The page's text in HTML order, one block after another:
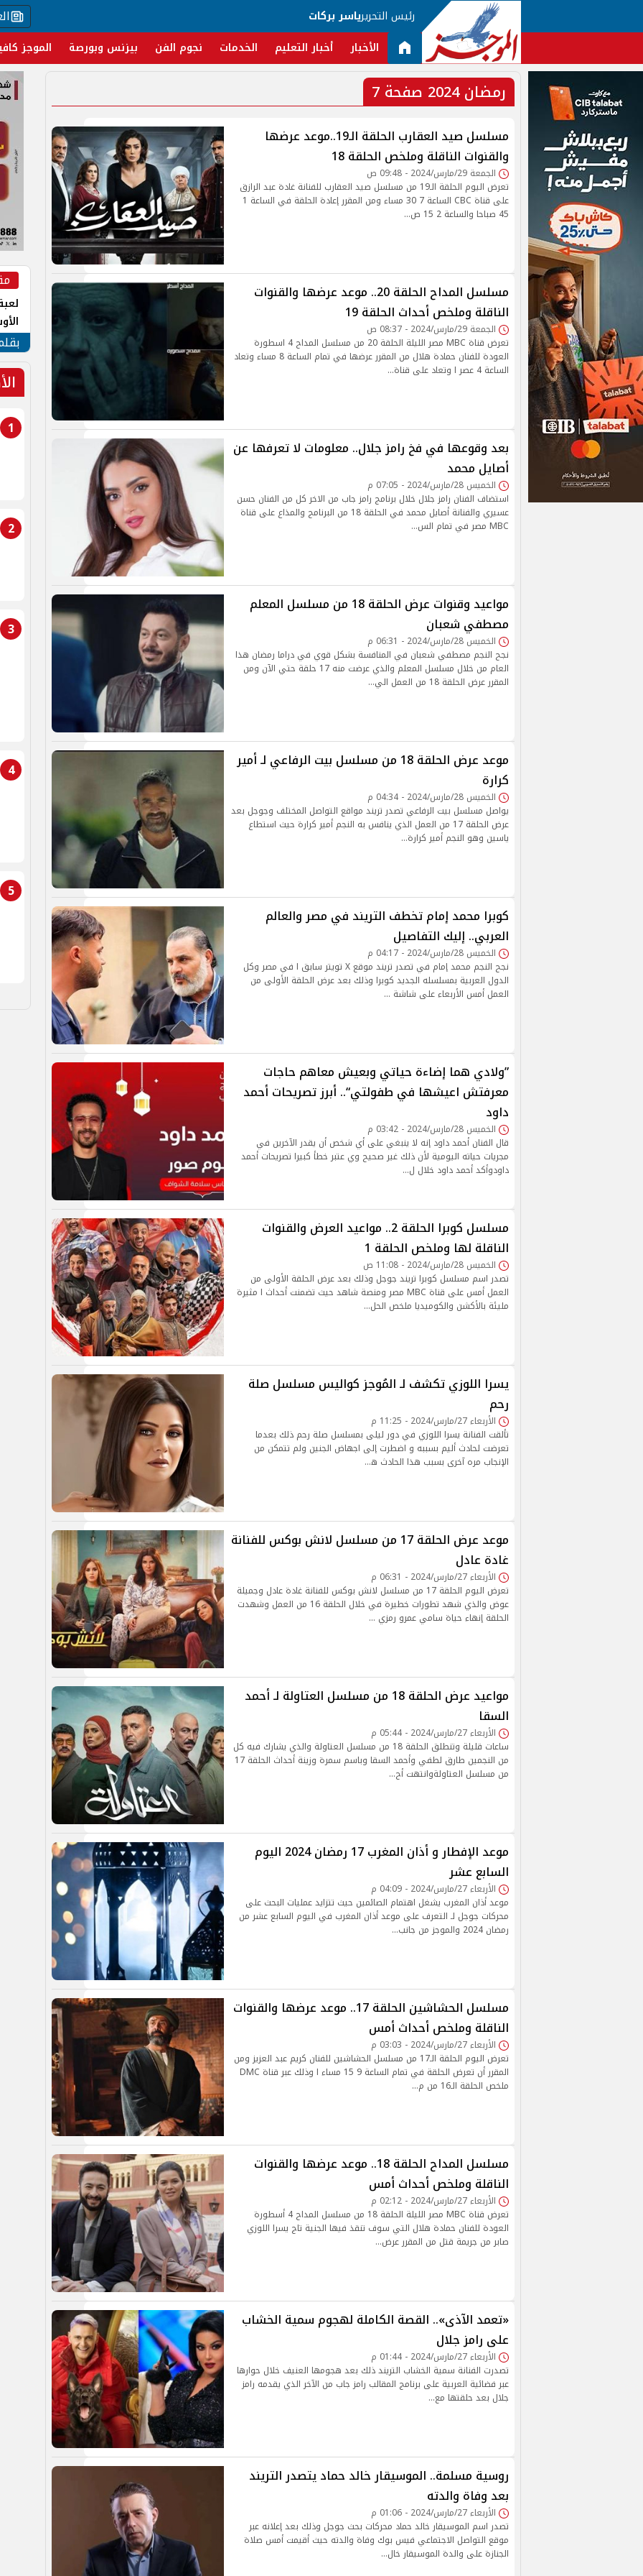
رئيس التحريرياسر بركات
الأخبار أخبار التعليم الخدمات نجوم الفن بيزنس وبورصة الموجز
رمضان 2024 صفحة 7
مسلسل صيد العقارب الحلقة الـ19..موعد عرضها
والقنوات الناقلة وملخص الحلقة 18
الجمعة 29/مارس/2024 - 09:48 ص
تعرض اليوم الحلقة الـ19 من مسلسل صيد العقارب للفنانة غادة عبد الرازق
على قناة CBC الساعة 7 30 مساء ومن المقرر إعادة الحلقة في الساعة 1
45 صباحا والساعة 2 15 ص…
مسلسل المداح الحلقة 20.. موعد عرضها والقنوات
الناقلة وملخص أحداث الحلقة 19
الجمعة 29/مارس/2024 - 08:37 ص
تعرض قناة MBC مصر الليلة الحلقة 20 من مسلسل المداح 4 اسطورة
العودة للفنان حمادة هلال من المقرر عرضها في تمام الساعة 8 مساء وتعاد
الساعة 4 عصر ا وتعاد على قناة…
بعد وقوعها في فخ رامز جلال.. معلومات لا تعرفها عن
أصايل محمد
الخميس 28/مارس/2024 - 07:05 م
استضاف الفنان رامز جلال خلال برنامج رامز جاب من الاخر كل من الفنان حسن
عسيري والفنانة أصايل محمد في الحلقة 18 من البرنامج والمذاع على قناة
MBC مصر في تمام الس…
مواعيد وقنوات عرض الحلقة 18 من مسلسل المعلم
مصطفي شعبان
الخميس 28/مارس/2024 - 06:31 م
نجح النجم مصطفي شعبان في المنافسة بشكل قوي في دراما رمضان هذا
العام من خلال مسلسل المعلم والذي عرضت منه 17 حلقة حتي الآن ومن
المقرر عرض الحلقة 18 من العمل الي…
موعد عرض الحلقة 18 من مسلسل بيت الرفاعي لـ أمير
كرارة
الخميس 28/مارس/2024 - 04:34 م
يواصل مسلسل بيت الرفاعي تصدر تريند مواقع التواصل المختلف وجوجل بعد
عرض الحلقة 17 من العمل الذي ينافس به النجم أمير كرارة حيث استطاع
ياسين وهو النجم أمير كرارة…
كوبرا محمد إمام تخطف التريند في مصر والعالم
العربي.. إليك التفاصيل
الخميس 28/مارس/2024 - 04:17 م
نجح النجم محمد إمام في تصدر تريند موقع X تويتر سابق ا في مصر وكل
الدول العربية بمسلسله الجديد كوبرا وذلك بعد عرض الحلقة الأولى من
العمل أمس الأربعاء على شاشة …
”ولادي هما إضاءة حياتي وبعيش معاهم حاجات
معرفتش اعيشها في طفولتي“.. أبرز تصريحات أحمد
داود
الخميس 28/مارس/2024 - 03:42 م
قال الفنان أحمد داود إنه لا ينبغي على أي شخص أن يقدر الآخرين في
مجريات حياته اليومية لأن ذلك غير صحيح وي عتبر خطأ كبيرا تصريحات أحمد
داودوأكد أحمد داود خلال ل…
مسلسل كوبرا الحلقة 2.. مواعيد العرض والقنوات
الناقلة لها وملخص الحلقة 1
الخميس 28/مارس/2024 - 11:08 ص
تصدر اسم مسلسل كوبرا تريند جوجل وذلك بعد عرض الحلقة الأولى من
العمل أمس على قناة MBC مصر ومنصة شاهد حيث تضمنت أحداث ا مثيرة
مليئة بالأكشن والكوميديا ملخص الحل…
يسرا اللوزي تكشف لـ المُوجز كواليس مسلسل صلة
رحم
الأربعاء 27/مارس/2024 - 11:25 م
تألقت الفنانة يسرا اللوزي في دور ليلى بمسلسل صلة رحم ذلك بعدما
تعرضت لحادث أليم بسببه و اضطرت إلى اجهاض الجنين ولم تتمكن من
الإنجاب مره آخرى بسبب هذا الحادث ه…
موعد عرض الحلقة 17 من مسلسل لانش بوكس للفنانة
غادة عادل
الأربعاء 27/مارس/2024 - 06:31 م
تعرض اليوم الحلقة 17 من مسلسل لانش بوكس للفنانة غادة عادل وجميلة
عوض والذي شهد تطورات خطيرة في خلال الحلقة 16 من العمل وشهدت
الحلقة إنهاء حياة سامي عمرو رمزي …
مواعيد عرض الحلقة 18 من مسلسل العتاولة لـ أحمد
السقا
الأربعاء 27/مارس/2024 - 05:44 م
ساعات قليلة وتنطلق الحلقة 18 من مسلسل العتاولة والذي يشارك فيه كل
من النجمين طارق لطفي وأحمد السقا وباسم سمرة وزينة أحداث الحلقة 17
من مسلسل العتاولةوانتهت أح…
موعد الإفطار و أذان المغرب 17 رمضان 2024 اليوم
السابع عشر
الأربعاء 27/مارس/2024 - 04:09 م
موعد أذان المغرب يشغل اهتمام الصائمين حيث تتزايد عمليات البحث على
محركات جوجل لـ التعرف على موعد أذان المغرب في اليوم السابع عشر من
رمضان 2024 والموجز من جانب…
مسلسل الحشاشين الحلقة 17.. موعد عرضها والقنوات
الناقلة وملخص أحداث أمس
الأربعاء 27/مارس/2024 - 03:03 م
تعرض اليوم الحلقة الـ17 من مسلسل الحشاشين للفنان كريم عبد العزيز ومن
المقرر أن تعرض الحلقة في تمام الساعة 9 15 مساء ا وذلك عبر قناة DMC
ملخص الحلقة الـ16 من م…
مسلسل المداح الحلقة 18.. موعد عرضها والقنوات
الناقلة وملخص أحداث أمس
الأربعاء 27/مارس/2024 - 02:12 م
تعرض قناة MBC مصر الليلة الحلقة 18 من مسلسل المداح 4 أسطورة
العودة للفنان حمادة هلال التي سوف تنقذ فيها الجنية تاج يسرا اللوزي
صابر من جريمة قتل من المقرر عرض…
«تعمد الآذى».. القصة الكاملة لهجوم سمية الخشاب
على رامز جلال
الأربعاء 27/مارس/2024 - 01:44 م
تصدرت الفنانة سمية الخشاب التريند ذلك بعد هجومها العنيف خلال حوارها
عبر فضائية العربية على برنامج المقالب رامز جاب من الآخر الذي يقدمه رامز
جلال بعد حلقتها مع…
روسية مسلمة.. الموسيقار خالد حماد يتصدر التريند
بعد وفاة والدته
الأربعاء 27/مارس/2024 - 01:06 م
تصدر اسم الموسيقار خالد حماد محركات بحث جوجل وذلك بعد إعلانه عبر
موقع التواصل الاجتماعي فيس بوك وفاة والدته حيث أقيمت أمس صلاة
الجنازة على والدة الموسيقار خال…
1
2
3
4
5